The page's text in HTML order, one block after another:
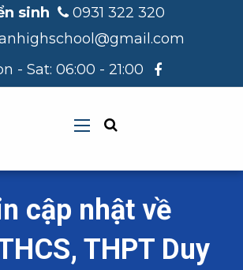
sinh
0931 322 320
- Sat: 06:00 - 21:00
cập nhật về
THPT Duy